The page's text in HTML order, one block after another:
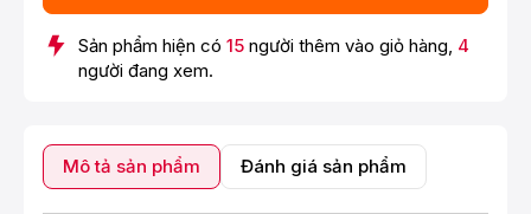
Sản phẩm hiện có 15 người thêm vào giỏ hàng, 4
người đang xem.
Mô tả sản phẩm Đánh giá sản phẩm